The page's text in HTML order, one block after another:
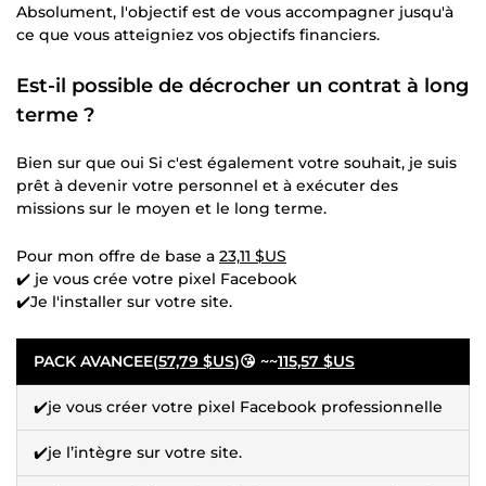
Absolument, l'objectif est de vous accompagner jusqu'à
ce que vous atteigniez vos objectifs financiers.
Est-il possible de décrocher un contrat à long
terme ?
Bien sur que oui Si c'est également votre souhait, je suis
prêt à devenir votre personnel et à exécuter des
missions sur le moyen et le long terme.
Pour mon offre de base a 23,11 $US
✔️ je vous crée votre pixel Facebook
✔️Je l'installer sur votre site.
PACK AVANCEE(57,79 $US)😘 ~~115,57 $US
✔️je vous créer votre pixel Facebook professionnelle
✔️je l’intègre sur votre site.